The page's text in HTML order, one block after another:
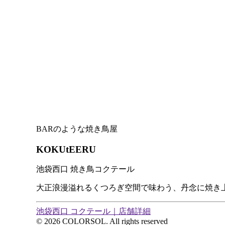
BARのような焼き鳥屋
KOKUtEERU
池袋西口 焼き鳥コクテール
大正浪漫溢れるくつろぎ空間で味わう、丹念に焼き
池袋西口 コクテール｜店舗詳細
© 2026 COLORSOL. All rights reserved